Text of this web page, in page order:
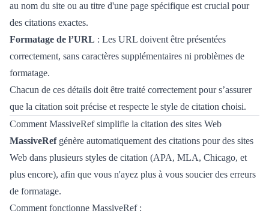
au nom du site ou au titre d'une page spécifique est crucial pour
des citations exactes.
Formatage de l’URL : Les URL doivent être présentées
correctement, sans caractères supplémentaires ni problèmes de
formatage.
Chacun de ces détails doit être traité correctement pour s’assurer
que la citation soit précise et respecte le style de citation choisi.
Comment MassiveRef simplifie la citation des sites Web
MassiveRefgénère automatiquement des citations pour des sites
Web dans plusieurs styles de citation (APA, MLA, Chicago, et
plus encore), afin que vous n'ayez plus à vous soucier des erreurs
de formatage.
Comment fonctionne MassiveRef :